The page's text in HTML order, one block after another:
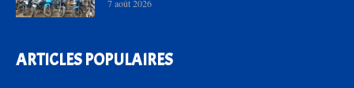
7 août 2026
ARTICLES POPULAIRES